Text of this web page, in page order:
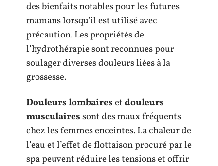
des bienfaits notables pour les futures
mamans lorsqu’il est utilisé avec
précaution. Les propriétés de
l’hydrothérapie sont reconnues pour
soulager diverses douleurs liées à la
grossesse.
Douleurs lombairesetdouleurs
musculairessont des maux fréquents
chez les femmes enceintes. La chaleur de
l’eau et l’effet de flottaison procuré par le
spa peuvent réduire les tensions et offrir